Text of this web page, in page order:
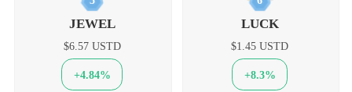
JEWEL
$6.57 USTD
+4.84%
LUCK
$1.45 USTD
+8.3%